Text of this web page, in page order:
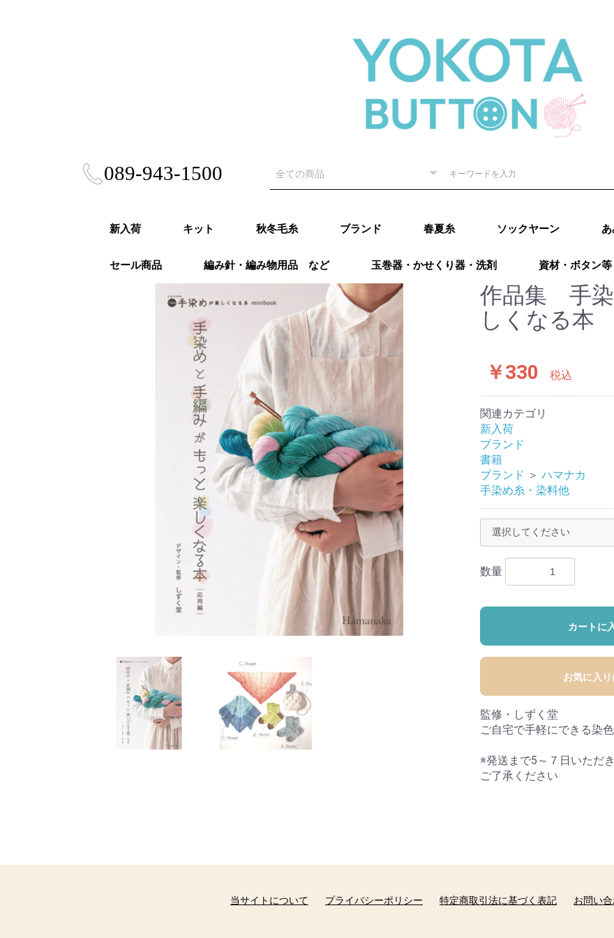
089-943-1500
新入荷 キット
秋冬キット Puppy (パピー)
DARUMA（ダルマ）
RICHMORE（リッチ
ハマナカ
ダイヤモンド毛糸
NASKA（ナスカ）
LANG（ラング）
Katia（カティア）
オリムパス
春夏キット Puppy (パピー)
DARUMA（ダルマ）
RICHMORE（リッチ
ハマナカ
ダイヤモンド毛糸
LANG(ラング)
あみぐるみ・雑貨
風工房キット
東海えりかキット
ビヨンドザリーフ
秋冬毛糸
Puppy (パピー) 秋
RICHMORE（リッチ
DARUMA（ダルマ）
ハマナカ 秋冬
NASKA（内藤商
ダイヤモンド毛糸
ニッケビクター 秋
スキー（元廣）秋冬
オリムパス 秋冬
LANG（ラング）秋
Katia（カティア）
Opal（オパール）秋
REGIA（レギア）秋
PRO LANA（プロラ
Woolly Hugs（ウー
malabrigo（マラブ
ROWAN (ローワ
alize (アリゼ）秋冬
Knit Pro（ニットプ
Urthyarns（アース
LAINES du
DMC
ブランド
Puppy(パピー)
RICHMORE(リッチ
DARUMA(ダルマ)
ハマナカ
NASKA（内藤商
ダイヤモンド毛糸
ニッケビクター
スキー（元廣)
オリムパス
メルヘンアート
アトリエksk
LANG(ラング)
Katia（カティア）
Opal(オパール)
REGIA（レギア）
PRO LANA（プロラ
Woolly Hugs（ウー
malabrigo(マラブ
ROWAN(ローワン）
alize(アリゼ）
Urthyarns（アース
LAINES du
ノード）
BEYOND THE
リーフ）
addi（アディ）
LYKKE（リッケ）
クロバー
チューリップ
Knit pro（ニットプ
LANTERNMOON（ラ
Prym（プリム）
日本ヴォーグ社
タカギ繊維
春夏糸
Puppy (パピー)春夏
RICHMORE（リッチ
DARUMA（ダルマ）
ハマナカ 春夏
NASKA（ナスカ）
ダイヤモンド毛糸
ニッケビクター 春
スキー（元廣）春夏
メルヘンアート 春
LANG（ラング）春
Katia（カティア）
Opal（オパール）春
REGIA（レギア）春
PRO LANA（プロラ
malabrigo（マラブ
ROWAN (ローワ
alize (アリゼ）春夏
Urthyarns（アース
DMC
タカギ繊維
ソックヤーン あ
エ
な
セール商品
毛糸・春夏糸
編針・輪針セット・
オパール毛糸・特別
編み針・編み物用品 など
かぎ針
２本針
4本針・５本針
輪針
輪針セット
かぎ針セット
編み物用品
ゲージメジャー・製図用
玉巻器・かせくり器・洗剤 資材・ボタン等
作品集 手染
しくなる本
￥330 税込
関連カテゴリ
新入荷
ブランド
書籍
ブランド ＞ ハマナカ
手染め糸・染料他
数量
カートに
お気に入り
監修・しずく堂
ご自宅で手軽にできる染
※発送まで5～７日いただ
ご了承ください
当サイトについて プライバシーポリシー 特定商取引法に基づく表記 お問い